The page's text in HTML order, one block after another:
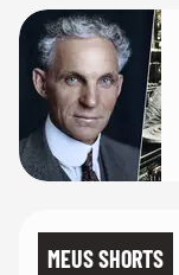
MEUS SHORTS